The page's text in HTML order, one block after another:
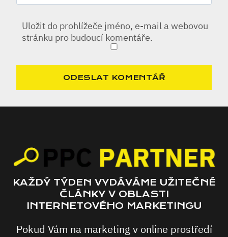
Uložit do prohlížeče jméno, e-mail a webovou
stránku pro budoucí komentáře.
KAŽDÝ TÝDEN VYDÁVÁME UŽITEČNÉ
ČLÁNKY V OBLASTI
INTERNETOVÉHO MARKETINGU
Pokud Vám na marketing v online prostředí